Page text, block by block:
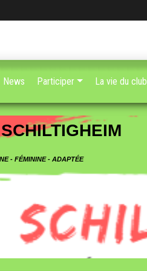
- FÉMININE - ADAPTÉE
News Participer La vie du club